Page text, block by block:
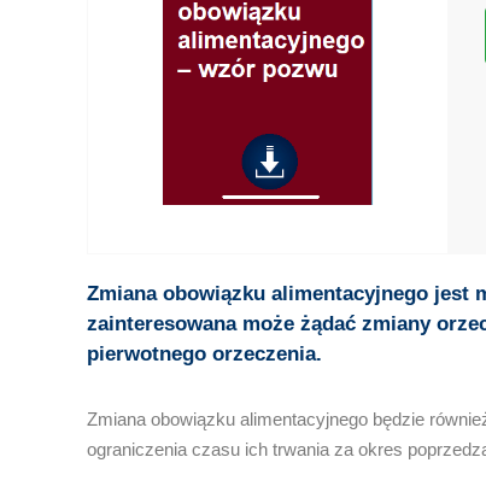
Zmiana obowiązku alimentacyjnego jest
zainteresowana może żądać zmiany
pierwotnego orzeczenia.
Zmiana obowiązku alimentacyjnego będzie
ograniczenia czasu ich trwania za okres